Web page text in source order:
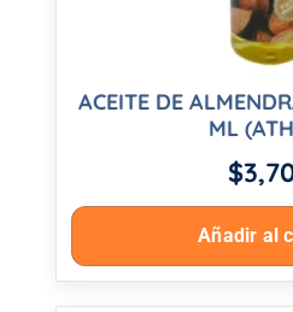
ACEITE DE
ML
$
Añadir al